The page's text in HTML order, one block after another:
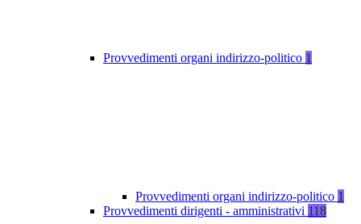
Provvedimenti organi indirizzo-politico 1
Provvedimenti organi indirizzo-politico 1
Provvedimenti dirigenti - amministrativi 118